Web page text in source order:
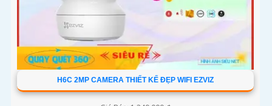
H6C 2MP CAMERA THIẾT KẾ ĐẸP WIFI EZVIZ